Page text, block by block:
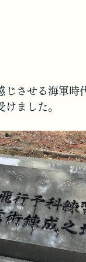
させる海軍時
ました。